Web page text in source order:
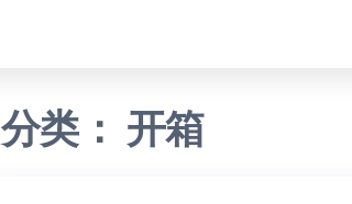
分类： 开箱